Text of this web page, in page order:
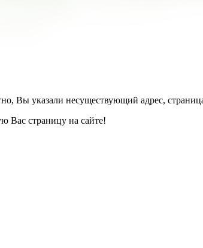
Вы указали несуществующий адрес,
Вас страницу на сайте!